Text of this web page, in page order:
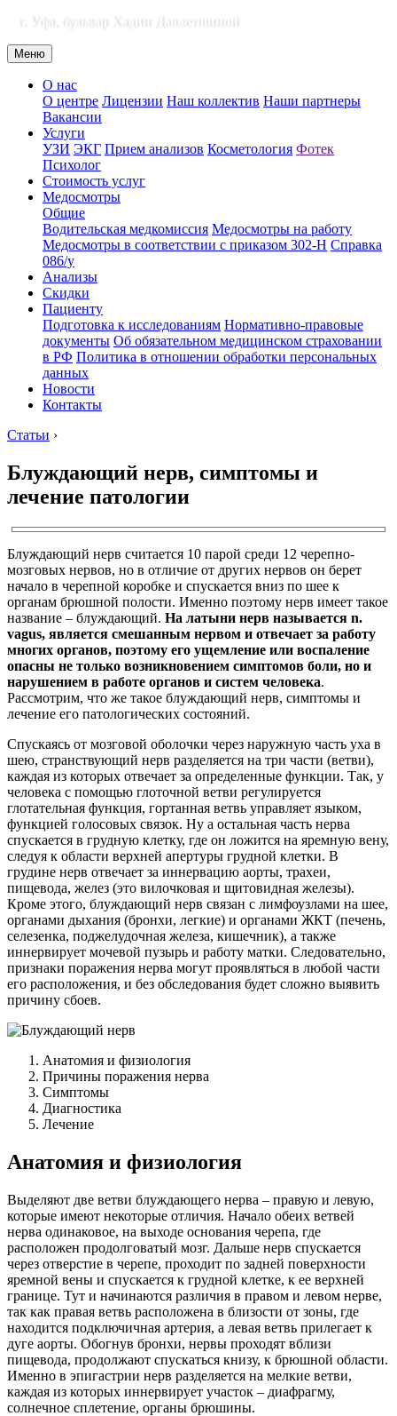
г. Уфа, бульвар Хадии Давлетшиной
Меню
О нас
О центре Лицензии Наш коллектив Наши партнеры
Вакансии
Услуги
УЗИ ЭКГ Прием анализов Косметология Фотек
Психолог
Стоимость услуг
Медосмотры
Общие
Водительская медкомиссия Медосмотры на работу
Медосмотры в соответствии с приказом 302-Н Справка
086/у
Анализы
Скидки
Пациенту
Подготовка к исследованиям Нормативно-правовые
документы Об обязательном медицинском страховании
в РФ Политика в отношении обработки персональных
данных
Новости
Контакты
Статьи ›
Блуждающий нерв, симптомы и
лечение патологии
Блуждающий нерв считается 10 парой среди 12 черепно-
мозговых нервов, но в отличие от других нервов он берет
начало в черепной коробке и спускается вниз по шее к
органам брюшной полости. Именно поэтому нерв имеет такое
название – блуждающий. На латыни нерв называется n.
vagus, является смешанным нервом и отвечает за работу
многих органов, поэтому его ущемление или воспаление
опасны не только возникновением симптомов боли, но и
нарушением в работе органов и систем человека.
Рассмотрим, что же такое блуждающий нерв, симптомы и
лечение его патологических состояний.
Спускаясь от мозговой оболочки через наружную часть уха в
шею, странствующий нерв разделяется на три части (ветви),
каждая из которых отвечает за определенные функции. Так, у
человека с помощью глоточной ветви регулируется
глотательная функция, гортанная ветвь управляет языком,
функцией голосовых связок. Ну а остальная часть нерва
спускается в грудную клетку, где он ложится на яремную вену,
следуя к области верхней апертуры грудной клетки. В
грудине нерв отвечает за иннервацию аорты, трахеи,
пищевода, желез (это вилочковая и щитовидная железы).
Кроме этого, блуждающий нерв связан с лимфоузлами на шее,
органами дыхания (бронхи, легкие) и органами ЖКТ (печень,
селезенка, поджелудочная железа, кишечник), а также
иннервирует мочевой пузырь и работу матки. Следовательно,
признаки поражения нерва могут проявляться в любой части
его расположения, и без обследования будет сложно выявить
причину сбоев.
Анатомия и физиология
Причины поражения нерва
Симптомы
Диагностика
Лечение
Анатомия и физиология
Выделяют две ветви блуждающего нерва – правую и левую,
которые имеют некоторые отличия. Начало обеих ветвей
нерва одинаковое, на выходе основания черепа, где
расположен продолговатый мозг. Дальше нерв спускается
через отверстие в черепе, проходит по задней поверхности
яремной вены и спускается к грудной клетке, к ее верхней
границе. Тут и начинаются различия в правом и левом нерве,
так как правая ветвь расположена в близости от зоны, где
находится подключичная артерия, а левая ветвь прилегает к
дуге аорты. Обогнув бронхи, нервы проходят вблизи
пищевода, продолжают спускаться книзу, к брюшной области.
Именно в эпигастрии нерв разделяется на мелкие ветви,
каждая из которых иннервирует участок – диафрагму,
солнечное сплетение, органы брюшины.